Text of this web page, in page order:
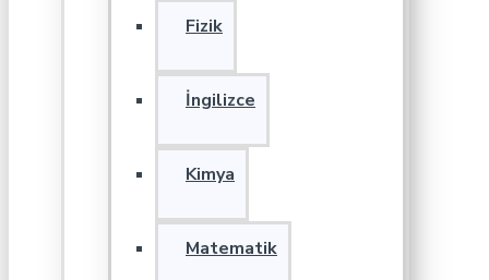
Fizik
İngilizce
Kimya
Matematik